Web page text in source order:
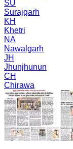
SU
Surajgarh
KH
Khetri
NA
Nawalgarh
JH
Jhunjhunun
CH
Chirawa